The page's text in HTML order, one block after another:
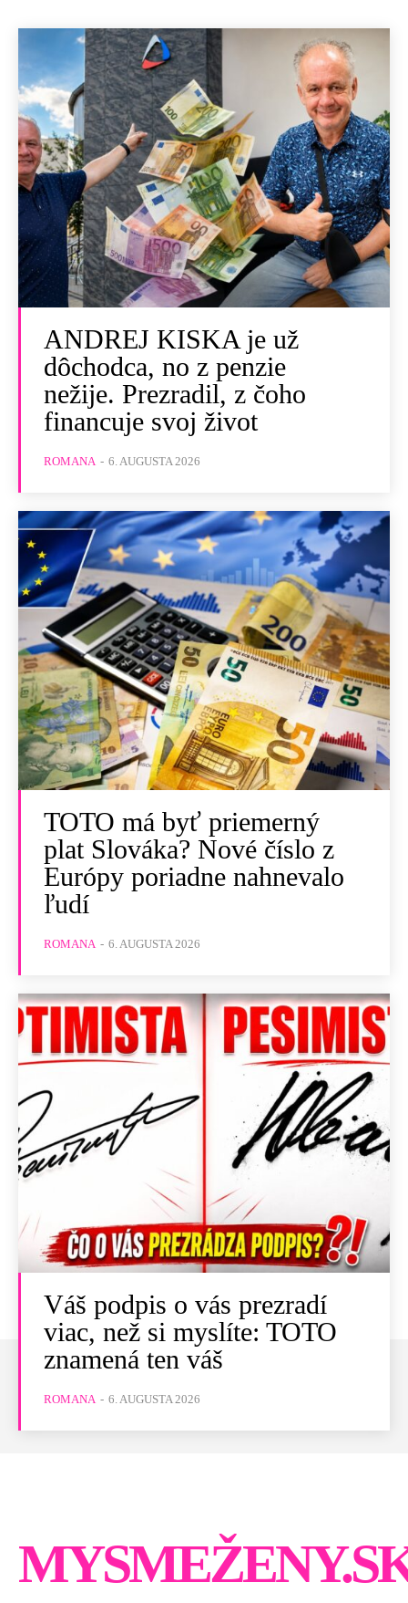
ANDREJ KISKA je už
dôchodca, no z penzie
nežije. Prezradil, z čoho
financuje svoj život
ROMANA - 6. AUGUSTA 2026
TOTO má byť priemerný
plat Slováka? Nové číslo z
Európy poriadne nahnevalo
ľudí
ROMANA - 6. AUGUSTA 2026
Váš podpis o vás prezradí
viac, než si myslíte: TOTO
znamená ten váš
ROMANA - 6. AUGUSTA 2026